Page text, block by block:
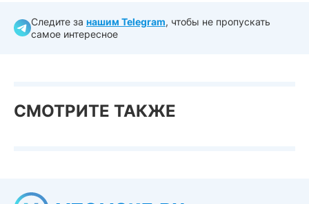
Следите за нашим Telegram, чтобы не пропускать
самое интересное
СМОТРИТЕ ТАКЖЕ